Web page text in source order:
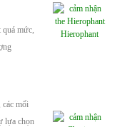
quá mức,
Hierophant
các mối
lựa chọn